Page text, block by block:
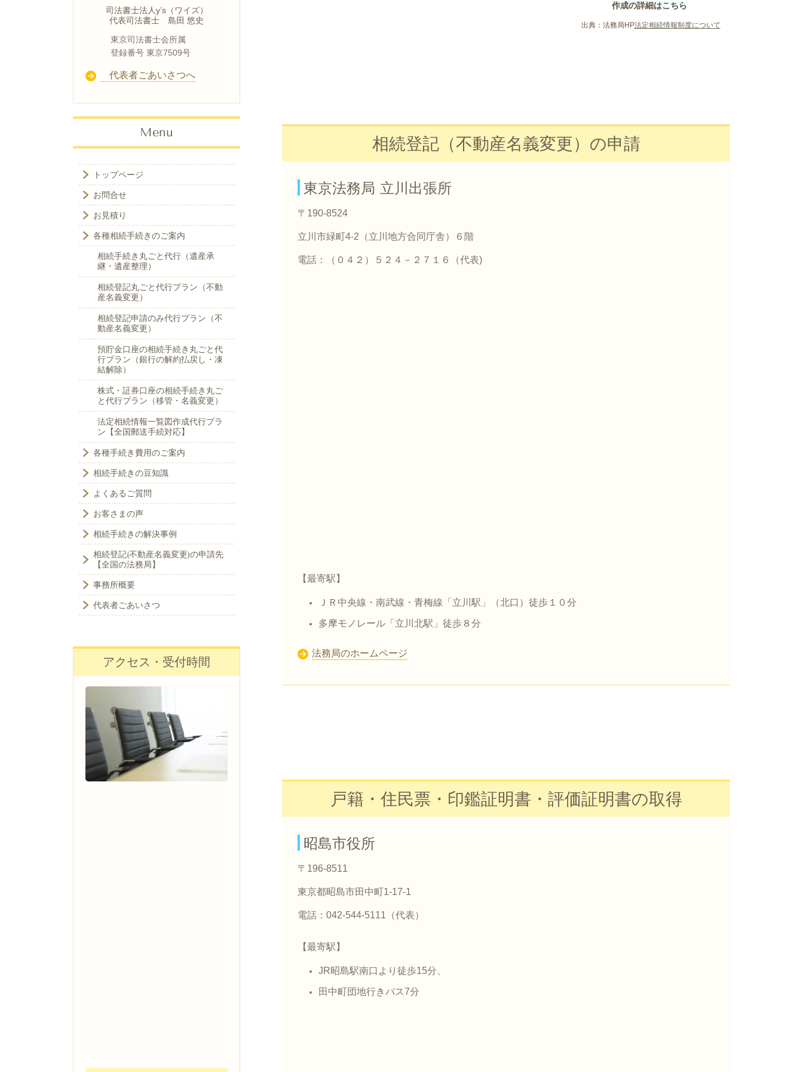
作成の詳細はこちら
出典：法務局HP法定相続情報制度について
相続登記（不動産名義変更）の申請
東京法務局 立川出張所
〒190-8524
立川市緑町4-2（立川地方合同庁舎）６階
電話：（０４２）５２４－２７１６（代表)
【最寄駅】
ＪＲ中央線・南武線・青梅線「立川駅」（北口）徒歩１０分
多摩モノレール「立川北駅」徒歩８分​
法務局のホームページ
戸籍・住民票・印鑑証明書・評価証明書の取得
昭島市役所
〒196-8511
東京都昭島市田中町1-17-1
電話：042-544-5111（代表）
【最寄駅】
JR昭島駅南口より徒歩15分、
田中町団地行きバス7分
司法書士法人y’s（ワイズ）
代表司法書士 島田 悠史
東京司法書士会所属
登録番号 東京7509号
代表者ごあいさつへ
Menu
トップページ
お問合せ
お見積り
各種相続手続きのご案内
相続手続き丸ごと代行（遺産承
継・遺産整理）
相続登記丸ごと代行プラン（不動
産名義変更）
相続登記申請のみ代行プラン（不
動産名義変更）
預貯金口座の相続手続き丸ごと代
行プラン（銀行の解約払戻し・凍
結解除）
株式・証券口座の相続手続き丸ご
と代行プラン（移管・名義変更）
法定相続情報一覧図作成代行プラ
ン【全国郵送手続対応】
各種手続き費用のご案内
相続手続きの豆知識
よくあるご質問
お客さまの声
相続手続きの解決事例
相続登記(不動産名義変更)の申請先
【全国の法務局】
事務所概要
代表者ごあいさつ
アクセス・受付時間